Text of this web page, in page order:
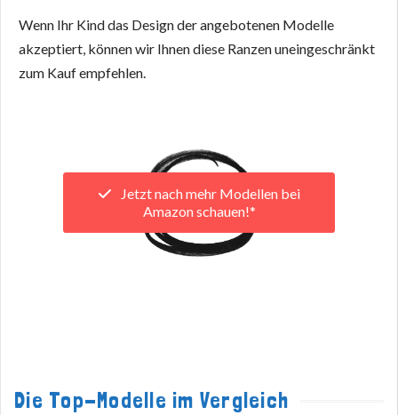
Wenn Ihr Kind das Design der angebotenen Modelle
akzeptiert, können wir Ihnen diese Ranzen uneingeschränkt
zum Kauf empfehlen.
Jetzt nach mehr Modellen bei
Amazon schauen!*
Die Top-Modelle im Vergleich